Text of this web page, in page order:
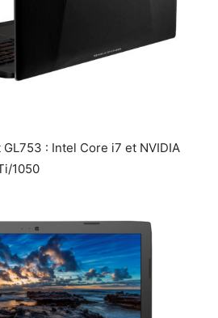
: Intel Core i7 et NVIDIA
1050